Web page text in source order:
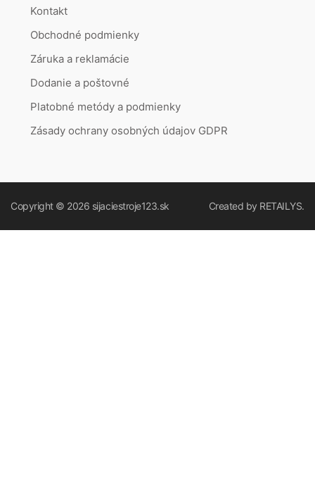
Kontakt
Obchodné podmienky
Záruka a reklamácie
Dodanie a poštovné
Platobné metódy a podmienky
Zásady ochrany osobných údajov GDPR
Copyright © 2026 sijaciestroje123.sk Created by RETAILYS.